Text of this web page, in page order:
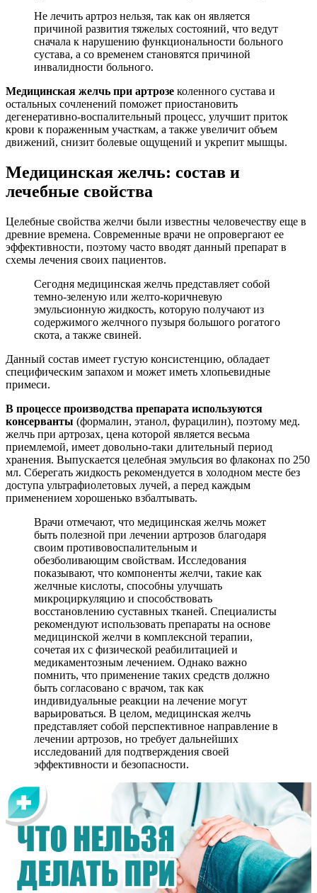
Не лечить артроз нельзя, так как он является
причиной развития тяжелых состояний, что ведут
сначала к нарушению функциональности больного
сустава, а со временем становятся причиной
инвалидности больного.
Медицинская желчь при артрозе коленного сустава и
остальных сочленений поможет приостановить
дегенеративно-воспалительный процесс, улучшит приток
крови к пораженным участкам, а также увеличит объем
движений, снизит болевые ощущений и укрепит мышцы.
Медицинская желчь: состав и
лечебные свойства
Целебные свойства желчи были известны человечеству еще в
древние времена. Современные врачи не опровергают ее
эффективности, поэтому часто вводят данный препарат в
схемы лечения своих пациентов.
Сегодня медицинская желчь представляет собой
темно-зеленую или желто-коричневую
эмульсионную жидкость, которую получают из
содержимого желчного пузыря большого рогатого
скота, а также свиней.
Данный состав имеет густую консистенцию, обладает
специфическим запахом и может иметь хлопьевидные
примеси.
В процессе производства препарата используются
консерванты (формалин, этанол, фурацилин), поэтому мед.
желчь при артрозах, цена которой является весьма
приемлемой, имеет довольно-таки длительный период
хранения. Выпускается целебная эмульсия во флаконах по 250
мл. Сберегать жидкость рекомендуется в холодном месте без
доступа ультрафиолетовых лучей, а перед каждым
применением хорошенько взбалтывать.
Врачи отмечают, что медицинская желчь может
быть полезной при лечении артрозов благодаря
своим противовоспалительным и
обезболивающим свойствам. Исследования
показывают, что компоненты желчи, такие как
желчные кислоты, способны улучшать
микроциркуляцию и способствовать
восстановлению суставных тканей. Специалисты
рекомендуют использовать препараты на основе
медицинской желчи в комплексной терапии,
сочетая их с физической реабилитацией и
медикаментозным лечением. Однако важно
помнить, что применение таких средств должно
быть согласовано с врачом, так как
индивидуальные реакции на лечение могут
варьироваться. В целом, медицинская желчь
представляет собой перспективное направление в
лечении артрозов, но требует дальнейших
исследований для подтверждения своей
эффективности и безопасности.